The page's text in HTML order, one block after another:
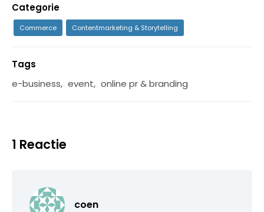
Categorie
Commerce Contentmarketing & Storytelling
Tags
e-business, event, online pr & branding
1 Reactie
coen